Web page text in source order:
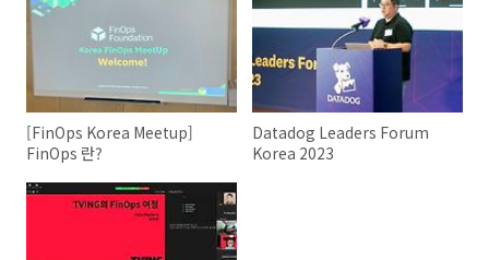
[FinOps Korea Meetup]
FinOps 란?
Datadog Leaders Forum
Korea 2023